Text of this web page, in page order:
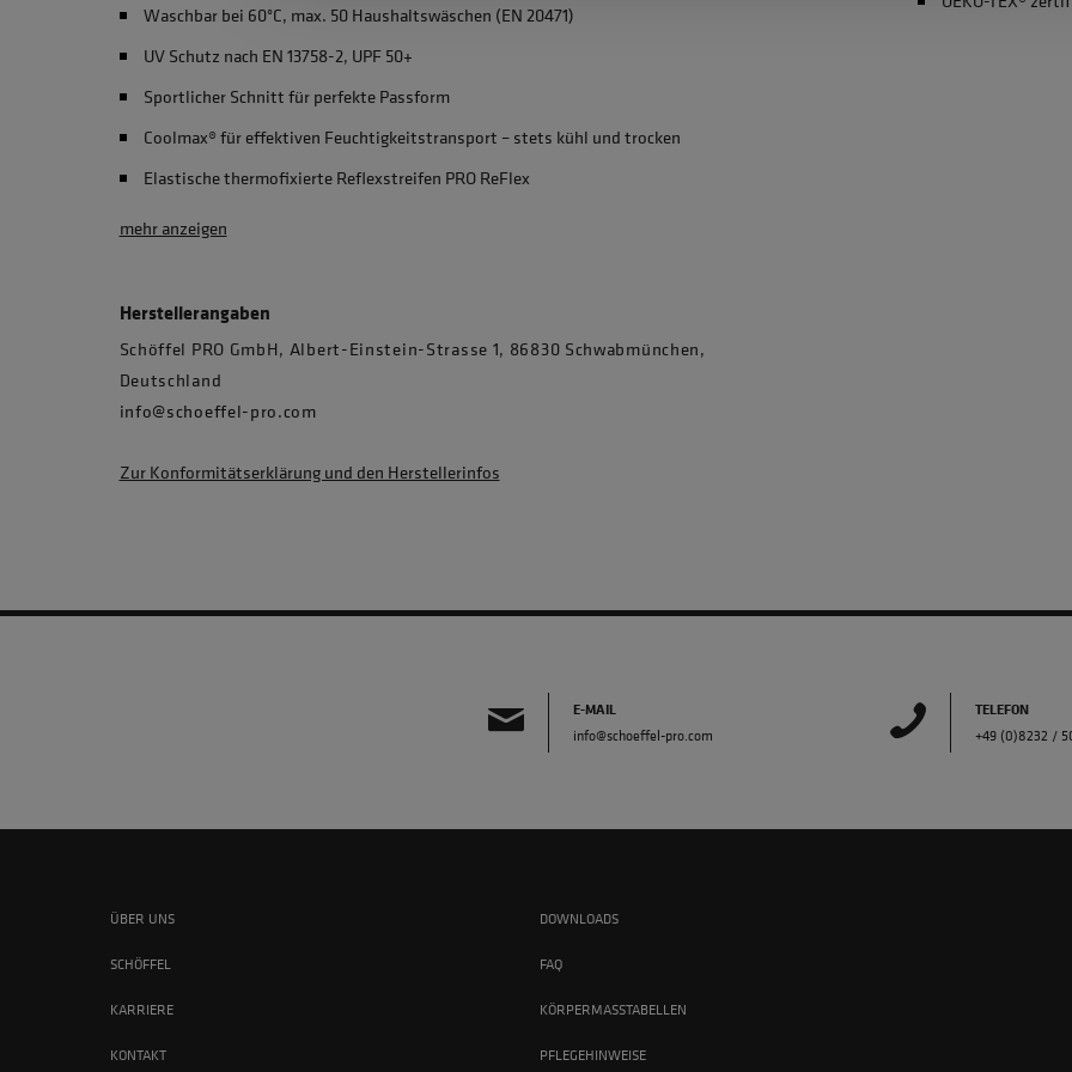
Waschbar bei 60°C, max. 50 Haushaltswäschen (EN 20471)
UV Schutz nach EN 13758-2, UPF 50+
Sportlicher Schnitt für perfekte Passform
Coolmax® für effektiven Feuchtigkeitstransport – stets kühl und trocken
Elastische thermofixierte Reflexstreifen PRO ReFlex
mehr anzeigen
Herstellerangaben
Schöffel PRO GmbH, Albert-Einstein-Strasse 1, 86830 Schwabmünchen,
Deutschland
info@schoeffel-pro.com
Zur Konformitätserklärung und den Herstellerinfos
E-MAIL
info@schoeffel-pro.com
TELEFON
+49 (0)8232 /
ÜBER UNS
SCHÖFFEL
KARRIERE
KONTAKT
DOWNLOADS
FAQ
KÖRPERMASSTABELLEN
PFLEGEHINWEISE